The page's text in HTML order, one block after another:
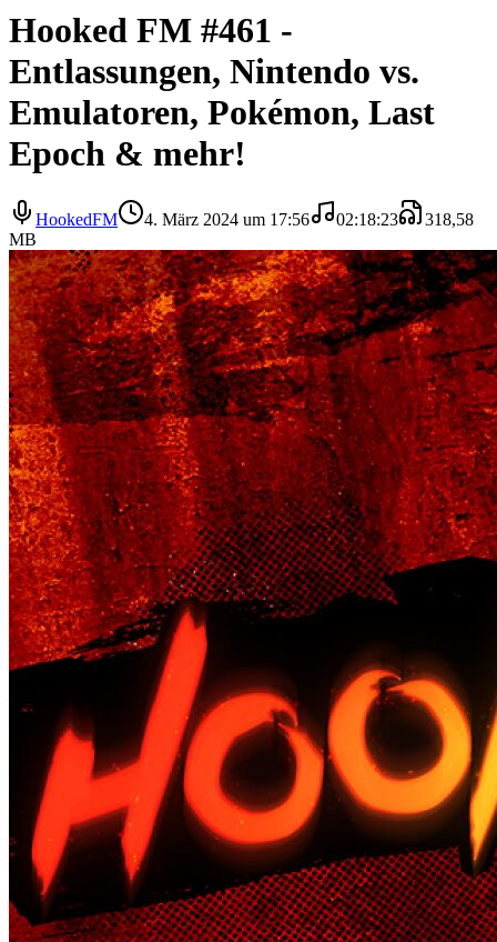
Hooked FM #461 -
Entlassungen, Nintendo vs.
Emulatoren, Pokémon, Last
Epoch & mehr!
HookedFM 4. März 2024 um 17:56 02:18:23
318,58
MB